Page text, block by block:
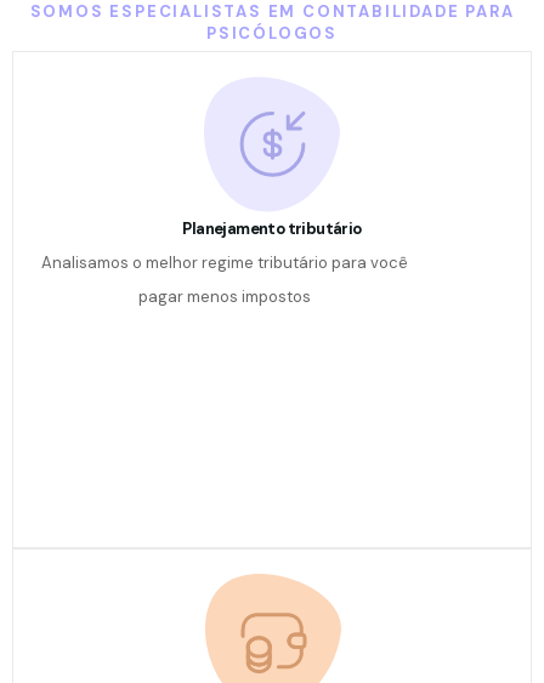
SOMOS ESPECIALISTAS EM CONTABILIDADE PARA
PSICÓLOGOS
Planejamento tributário
Analisamos o melhor regime tributário para você
pagar menos impostos